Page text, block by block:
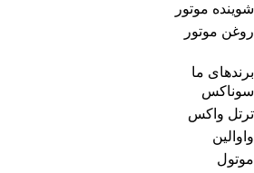
شوینده موتور
روغن موتور
برندهای ما
سوناکس
ترتل واکس
واوالین
موتول